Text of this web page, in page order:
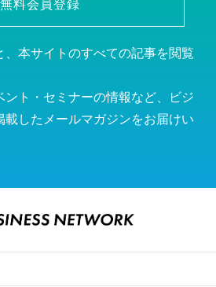
無料会員登録
、本サイトのすべての記事を閲覧
ント・セミナーの情報など、ビジ
載したメールマガジンをお届けい